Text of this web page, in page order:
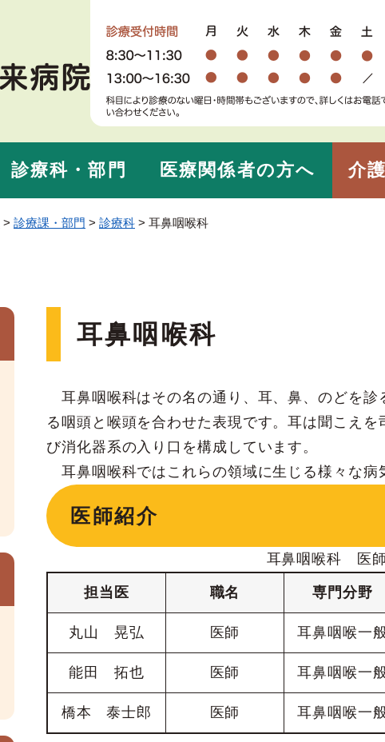
診療科・部門 医療関係者の方へ 介
> 診療課・部門 > 診療科 > 耳鼻咽喉科
耳鼻咽喉科
耳鼻咽喉科はその名の通り、耳、鼻、のどを診
る咽頭と喉頭を合わせた表現です。耳は聞こえ
び消化器系の入り口を構成しています。
耳鼻咽喉科ではこれらの領域に生じる様々な病
医師紹介
耳鼻咽喉科 医
担当医 職名 専門分野
丸山 晃弘 医師 耳鼻咽喉一
能田 拓也 医師 耳鼻咽喉一
橋本 泰士郎 医師 耳鼻咽喉一